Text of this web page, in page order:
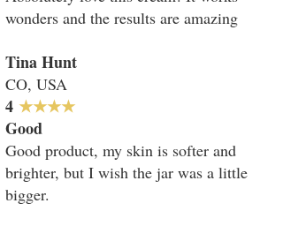
wonders and the results are amazing
Tina Hunt
CO, USA
4 ★★★★
Good
Good product, my skin is softer and
brighter, but I wish the jar was a little
bigger.